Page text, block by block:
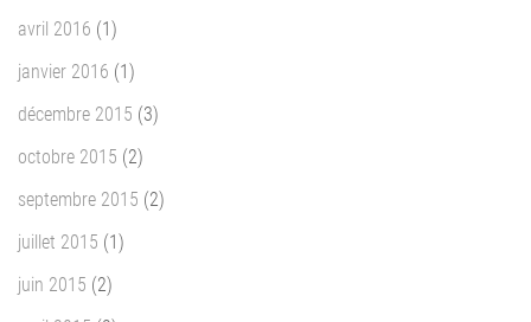
avril 2016 (1)
janvier 2016 (1)
décembre 2015 (3)
octobre 2015 (2)
septembre 2015 (2)
juillet 2015 (1)
juin 2015 (2)